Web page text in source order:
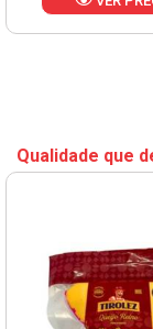
Qualidade que